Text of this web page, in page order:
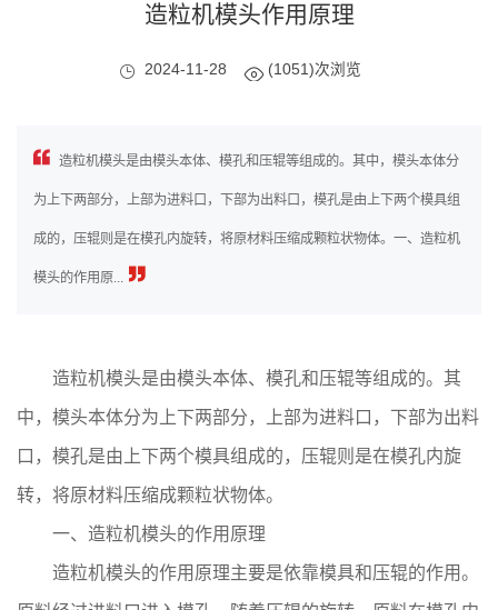
造粒机模头作用原理
2024-11-28 (1051)次浏览
造粒机模头是由模头本体、模孔和压辊等组成的。其中，模头本体分
为上下两部分，上部为进料口，下部为出料口，模孔是由上下两个模具组
成的，压辊则是在模孔内旋转，将原材料压缩成颗粒状物体。一、造粒机
模头的作用原...
造粒机模头是由模头本体、模孔和压辊等组成的。其
中，模头本体分为上下两部分，上部为进料口，下部为出料
口，模孔是由上下两个模具组成的，压辊则是在模孔内旋
转，将原材料压缩成颗粒状物体。
一、造粒机模头的作用原理
造粒机模头的作用原理主要是依靠模具和压辊的作用。